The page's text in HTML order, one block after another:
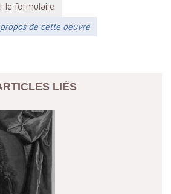
le formulaire
de cette oeuvre
LIÉS